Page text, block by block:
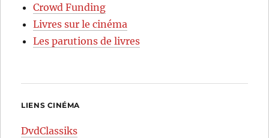
Crowd Funding
Livres sur le cinéma
Les parutions de livres
LIENS CINÉMA
DvdClassiks